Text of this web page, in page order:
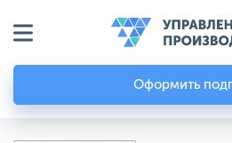
Оформить